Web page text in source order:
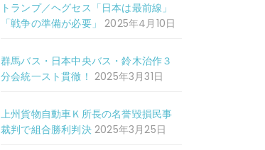
トランプ／ヘグセス「日本は最前線」
「戦争の準備が必要」
2025年4月10日
群馬バス・日本中央バス・鈴木治作３
分会統一スト貫徹！ 2025年3月31日
上州貨物自動車Ｋ所長の名誉毀損民事
裁判で組合勝利判決 2025年3月25日